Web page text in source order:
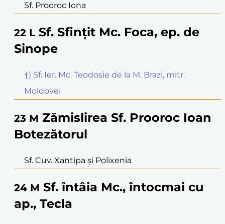
Sf. Prooroc Iona
22 L Sf. Sfințit Mc. Foca, ep. de
Sinope
†) Sf. Ier. Mc. Teodosie de la M. Brazi, mitr.
Moldovei
23 M Zămislirea Sf. Prooroc Ioan
Botezătorul
Sf. Cuv. Xantipa și Polixenia
24 M Sf. întâia Mc., întocmai cu
ap., Tecla